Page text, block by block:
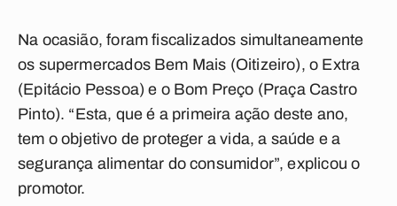
Na ocasião, foram fiscalizados simultaneamente
os supermercados Bem Mais (Oitizeiro), o Extra
(Epitácio Pessoa) e o Bom Preço (Praça Castro
Pinto). “Esta, que é a primeira ação deste ano,
tem o objetivo de proteger a vida, a saúde e a
segurança alimentar do consumidor”, explicou o
promotor.